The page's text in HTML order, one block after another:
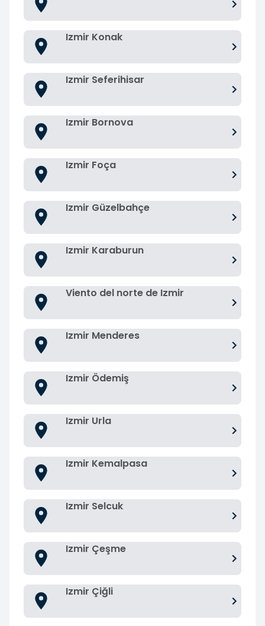
Izmir Konak
Izmir Seferihisar
Izmir Bornova
Izmir Foça
Izmir Güzelbahçe
Izmir Karaburun
Viento del norte de Izmir
Izmir Menderes
Izmir Ödemiş
Izmir Urla
Izmir Kemalpasa
Izmir Selcuk
Izmir Çeşme
Izmir Çiğli